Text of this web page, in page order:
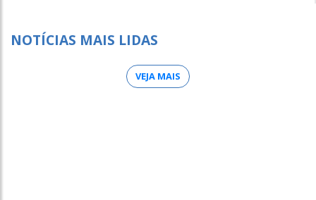
NOTÍCIAS MAIS LIDAS
VEJA MAIS